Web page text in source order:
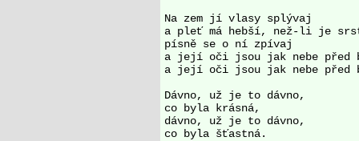
Na zem jí vlasy splývaj
a pleť má hebší, než-li je
písně se o ní zpívaj
a její oči jsou jak nebe před
a její oči jsou jak nebe před
Dávno, už je to dávno,
co byla krásná,
dávno, už je to dávno,
co byla šťastná.